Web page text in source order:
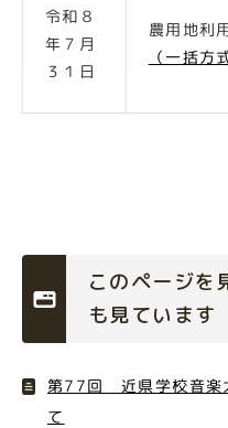
令和８
年７月
３１日
農用地利
（一括方
このページを
も見ています
第77回 近県学校音楽
て